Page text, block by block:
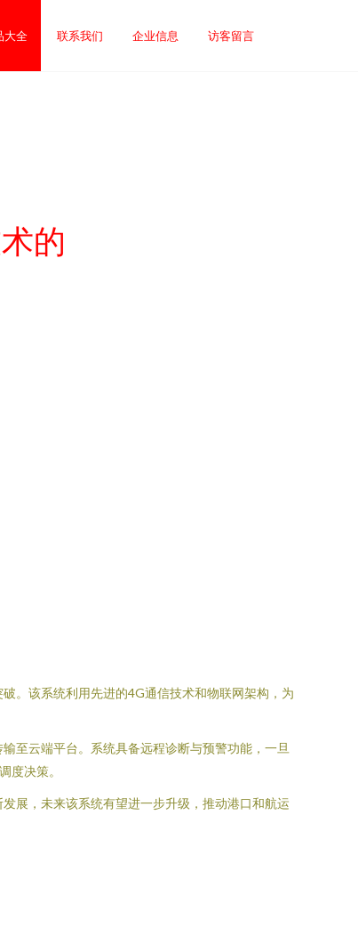
大全 联系我们 企业信息 访客留言
的
。该系统利用先进的4G通信技术和物联网架构，为
至云端平台。系统具备远程诊断与预警功能，一旦
度决策。
展，未来该系统有望进一步升级，推动港口和航运